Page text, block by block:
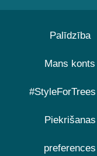
Palīdzība
Mans konts
#StyleForTrees
Piekrišanas
preferences